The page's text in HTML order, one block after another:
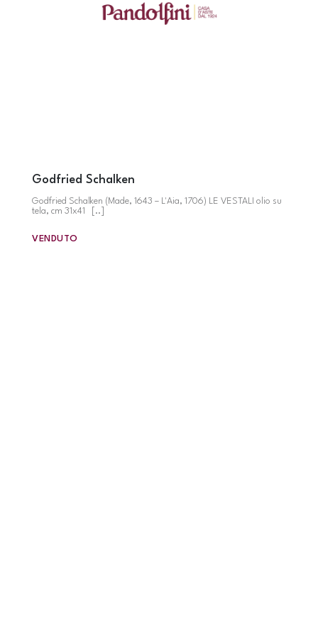
Godfried Schalken
Godfried Schalken (Made, 1643 – L'Aia, 1706) LE VESTALI olio su
tela, cm 31x41 [..]
VENDUTO